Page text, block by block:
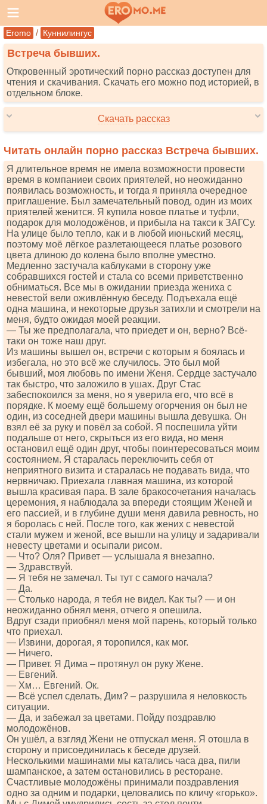
Eromo / Куннилингус
Встреча бывших.
Откровенный эротический порно рассказ доступен для
чтения и скачивания. Скачать его можно под историей, в
отдельном блоке.
Скачать рассказ
Читать онлайн порно рассказ Встреча бывших.
Я длительное время не имела возможности провести
время в компаниеи своих приятелей, но неожиданно
появилась возможность, и тогда я приняла очередное
приглашение. Был замечательный повод, один из моих
приятелей женится. Я купила новое платье и туфли,
подарок для молодожёнов, и прибыла на такси к ЗАГСу.
На улице было тепло, как и в любой июньский месяц,
поэтому моё лёгкое разлетающееся платье розового
цвета длиною до колена было вполне уместно.
Медленно застучала каблуками в сторону уже
собравшихся гостей и стала со всеми приветственно
обниматься. Все мы в ожидании приезда жениха с
невестой вели оживлённую беседу. Подъехала ещё
одна машина, и некоторые друзья затихли и смотрели на
меня, будто ожидая моей реакции.
— Ты же предполагала, что приедет и он, верно? Всё-
таки он тоже наш друг.
Из машины вышел он, встречи с которым я боялась и
избегала, но это всё же случилось. Это был мой
бывший, моя любовь по имени Женя. Сердце застучало
так быстро, что заложило в ушах. Друг Стас
забеспокоился за меня, но я уверила его, что всё в
порядке. К моему ещё большему огорчения он был не
один, из соседней двери машины вышла девушка. Он
взял её за руку и повёл за собой. Я поспешила уйти
подальше от него, скрыться из его вида, но меня
остановил ещё один друг, чтобы поинтересоваться моим
состоянием. Я старалась переключить себя от
неприятного визита и старалась не подавать вида, что
нервничаю. Приехала главная машина, из которой
вышла красивая пара. В зале бракосочетания началась
церемония, я наблюдала за впереди стоящим Женей и
его пассией, и в глубине души меня давила ревность, но
я боролась с ней. После того, как жених с невестой
стали мужем и женой, все вышли на улицу и задаривали
невесту цветами и осыпали рисом.
— Что? Оля? Привет — услышала я внезапно.
— Здравствуй.
— Я тебя не замечал. Ты тут с самого начала?
— Да.
— Столько народа, я тебя не видел. Как ты? — и он
неожиданно обнял меня, отчего я опешила.
Вдруг сзади приобнял меня мой парень, который только
что приехал.
— Извини, дорогая, я торопился, как мог.
— Ничего.
— Привет. Я Дима – протянул он руку Жене.
— Евгений.
— Хм… Евгений. Ок.
— Всё успел сделать, Дим? – разрушила я неловкость
ситуации.
— Да, и забежал за цветами. Пойду поздравлю
молодожёнов.
Он ушёл, а взгляд Жени не отпускал меня. Я отошла в
сторону и присоединилась к беседе друзей.
Несколькими машинами мы катались часа два, пили
шампанское, а затем остановились в ресторане.
Счастливые молодожёны принимали поздравления
одно за одним и подарки, целовались по кличу «горько».